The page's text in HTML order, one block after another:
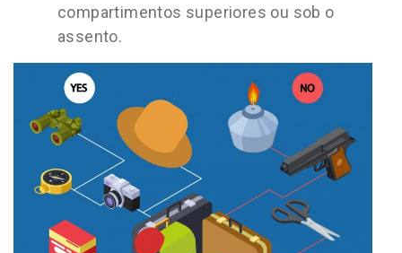
compartimentos superiores ou sob o
assento.